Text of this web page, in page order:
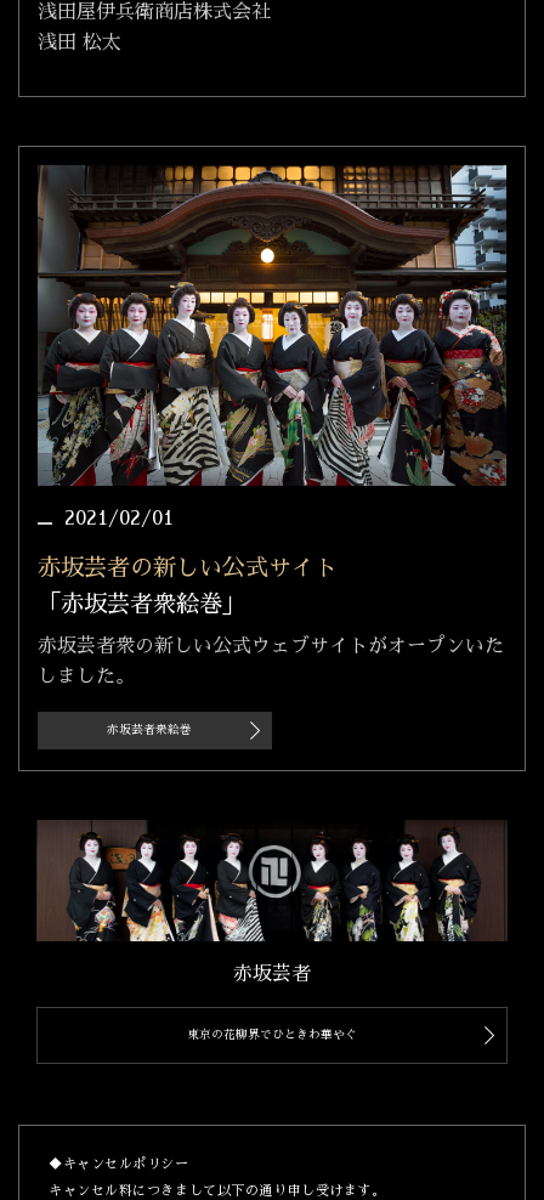
浅田屋伊兵衛商店株式会社
浅田 松太
2021/02/01
赤坂芸者の新しい公式サイト
「赤坂芸者衆絵巻」
赤坂芸者衆の新しい公式ウェブサイトがオープンいた
しました。
赤坂芸者衆絵巻
赤坂芸者
東京の花柳界でひときわ華やぐ
◆キャンセルポリシー
キャンセル料につきまして以下の通り申し受けます。